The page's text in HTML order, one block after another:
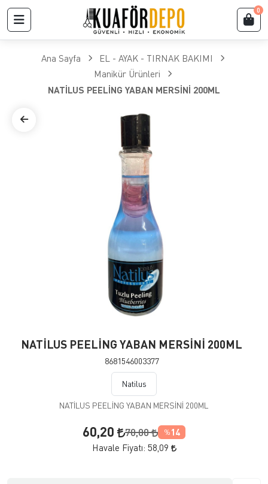
0
Ana Sayfa
EL - AYAK - TIRNAK BAKIMI
Manikür Ürünleri
NATİLUS PEELİNG YABAN MERSİNİ 200ML
NATİLUS PEELİNG YABAN MERSİNİ 200ML
8681546003377
Natilus
NATİLUS PEELİNG YABAN MERSİNİ 200ML
60,20 70,00 % 14
Havale Fiyatı: 58,09